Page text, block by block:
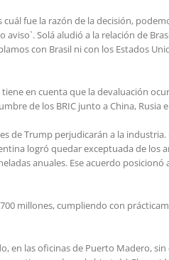
fue la razón de la decisión,
Solá aludió a la relación de
con Brasil ni con los Estados
en cuenta que la devaluación
de los BRIC junto a China, Rusia
Trump perjudicarán a la industria.
logró quedar exceptuada de los
anuales. Ese acuerdo
millones, cumpliendo con
en las oficinas de Puerto Madero,